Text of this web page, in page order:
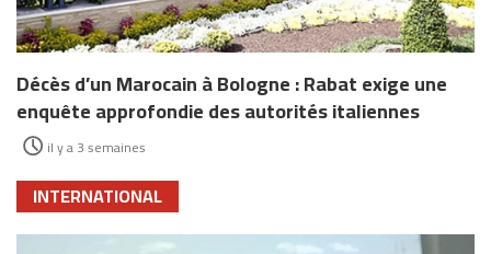
Décès d’un Marocain à Bologne : Rabat exige une
enquête approfondie des autorités italiennes
il y a 3 semaines
INTERNATIONAL